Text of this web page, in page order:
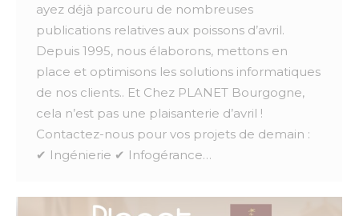
ayez déjà parcouru de nombreuses
publications relatives aux poissons d’avril.
Depuis 1995, nous élaborons, mettons en
place et optimisons les solutions informatiques
de nos clients.. Et Chez PLANET Bourgogne,
cela n’est pas une plaisanterie d’avril !
Contactez-nous pour vos projets de demain :
✔ Ingénierie ✔ Infogérance…